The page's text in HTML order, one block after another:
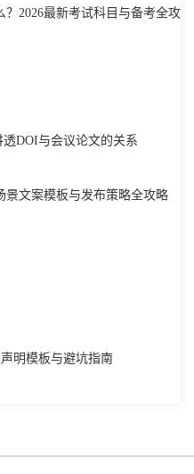
2026最新考试科目与备考全攻
DOI与会议论文的关系
景文案模板与发布策略全攻略
明模板与避坑指南